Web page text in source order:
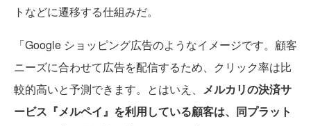
トなどに遷移する仕組みだ。
「Google ショッピング広告のようなイメージです。顧客
ニーズに合わせて広告を配信するため、クリック率は比
較的高いと予測できます。とはいえ、 メルカリの決済サ
ービス『メルペイ』を利用している顧客は、同プラット